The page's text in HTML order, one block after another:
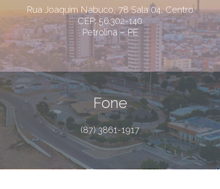
Rua Joaquim Nabuco, 78 Sala 04, Centro
CEP: 56.302-140
Petrolina – PE
Fone
(87) 3861-1917